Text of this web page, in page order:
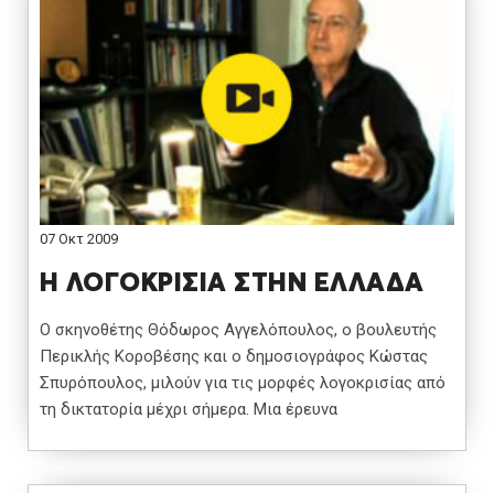
07 Οκτ 2009
Η ΛΟΓΟΚΡΙΣΙΑ ΣΤΗΝ ΕΛΛΑΔΑ
Ο σκηνοθέτης Θόδωρος Αγγελόπουλος, ο βουλευτής
Περικλής Κοροβέσης και ο δημοσιογράφος Κώστας
Σπυρόπουλος, μιλούν για τις μορφές λογοκρισίας από
τη δικτατορία μέχρι σήμερα. Μια έρευνα